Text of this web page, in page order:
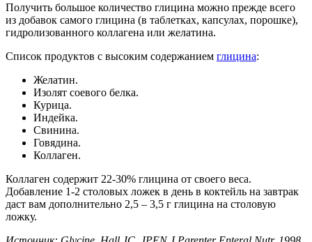
Получить большое количество глицина можно прежде всего
из добавок самого глицина (в таблетках, капсулах, порошке),
гидролизованного коллагена или желатина.
Список продуктов с высоким содержанием глицина:
Желатин.
Изолят соевого белка.
Курица.
Индейка.
Свинина.
Говядина.
Коллаген.
Коллаген содержит 22-30% глицина от своего веса.
Добавление 1-2 столовых ложек в день в коктейль на завтрак
даст вам дополнительно 2,5 – 3,5 г глицина на столовую
ложку.